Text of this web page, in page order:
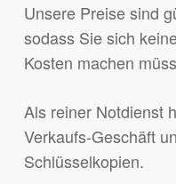
Unsere Preise sind
sodass Sie sich
Kosten machen
Als reiner Notdienst
Verkaufs-Geschäft
Schlüsselkopien.